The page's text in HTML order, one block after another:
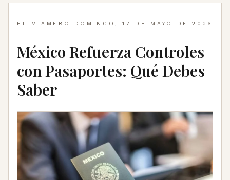
EL MIAMERO DOMINGO, 17 DE MAYO DE 2026
México Refuerza Controles
con Pasaportes: Qué Debes
Saber